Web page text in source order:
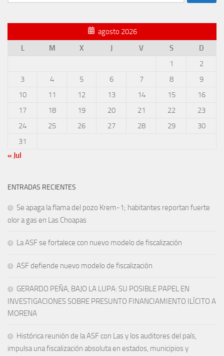
agosto 2026
L
M X J V S
D
1
2
3
4 5 6 7 8
9
10
11 12 13 14 15
16
17
18 19 20 21 22
23
24
25 26 27 28 29
30
31
« Jul
ENTRADAS RECIENTES
Se apaga la flama del pozo Krem-1; habitantes reportan fuerte
olor a gas en Las Choapas
La ASF se fortalece con nuevo modelo de fiscalización
ASF defiende nuevo modelo de fiscalización
GERARDO PEÑA, BAJO LA LUPA: SU POSIBLE PAPEL EN
INVESTIGACIONES SOBRE PRESUNTO FINANCIAMIENTO ILÍCITO A
MORENA
Histórica reunión de la ASF con Las y los auditores del país,
impulsa una fiscalización absoluta en estados, municipios y